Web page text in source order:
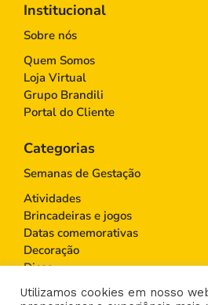
Institucional
Sobre nós
Quem Somos
Loja Virtual
Grupo Brandili
Portal do Cliente
Categorias
Semanas de Gestação
Atividades
Brincadeiras e jogos
Datas comemorativas
Decoração
Dicas
Educação Infantil
Utilizamos cookies em nosso